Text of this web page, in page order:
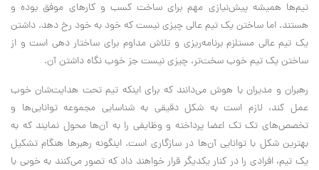
تیم‌ها همیشه پیش‌نیازی مهم برای ساخت کسب و کارهای موفق بوده و
هستند. اما ساختن یک تیم عالی چیزی نیست که خود به خود رخ دهد. داشتن
یک تیم عالی مستلزم برنامه‌ریزی و تلاش مداوم برای ساختار دهی است و از
ساختن یک تیم خوب سخت‌تر، چیزی نیست جز خوب نگاه داشتن آن.
رهبران و مدیران با هوش می‌دانند که برای اینکه تیم تحت هدایت‌شان خوب
عمل کند، لازم است به شکل دقیقی به شناسایی مجموعه توانایی‌ها و
تخصص‌های تک تک اعضا پرداخته و وظایفی را به آن‌ها محول نمایند که به
بهترین شکل با توانایی آن‌ها در سازگاری است. اینگونه رهبرها هنگام تشکیل
یک تیم، افرادی را در کنار یکدیگر قرار خواهند داد که تصور می‌کنند به خوبی با